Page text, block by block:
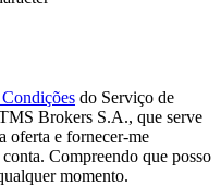
do Serviço de
Brokers S.A., que serve
oferta e fornecer-me
Compreendo que posso
momento.